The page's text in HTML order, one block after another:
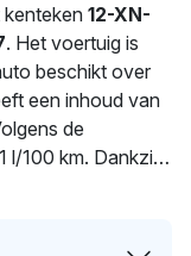
kenteken 12-XN-
. Het voertuig is
beschikt over
een inhoud van
de
l/100 km. Dankzij
De auto
worden. De